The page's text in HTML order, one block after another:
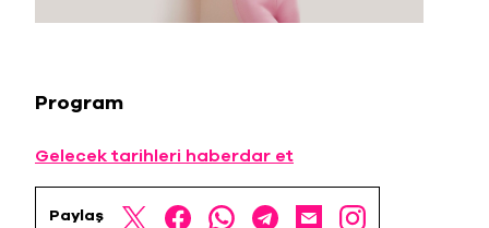
Program
Gelecek tarihleri haberdar et
Paylaş